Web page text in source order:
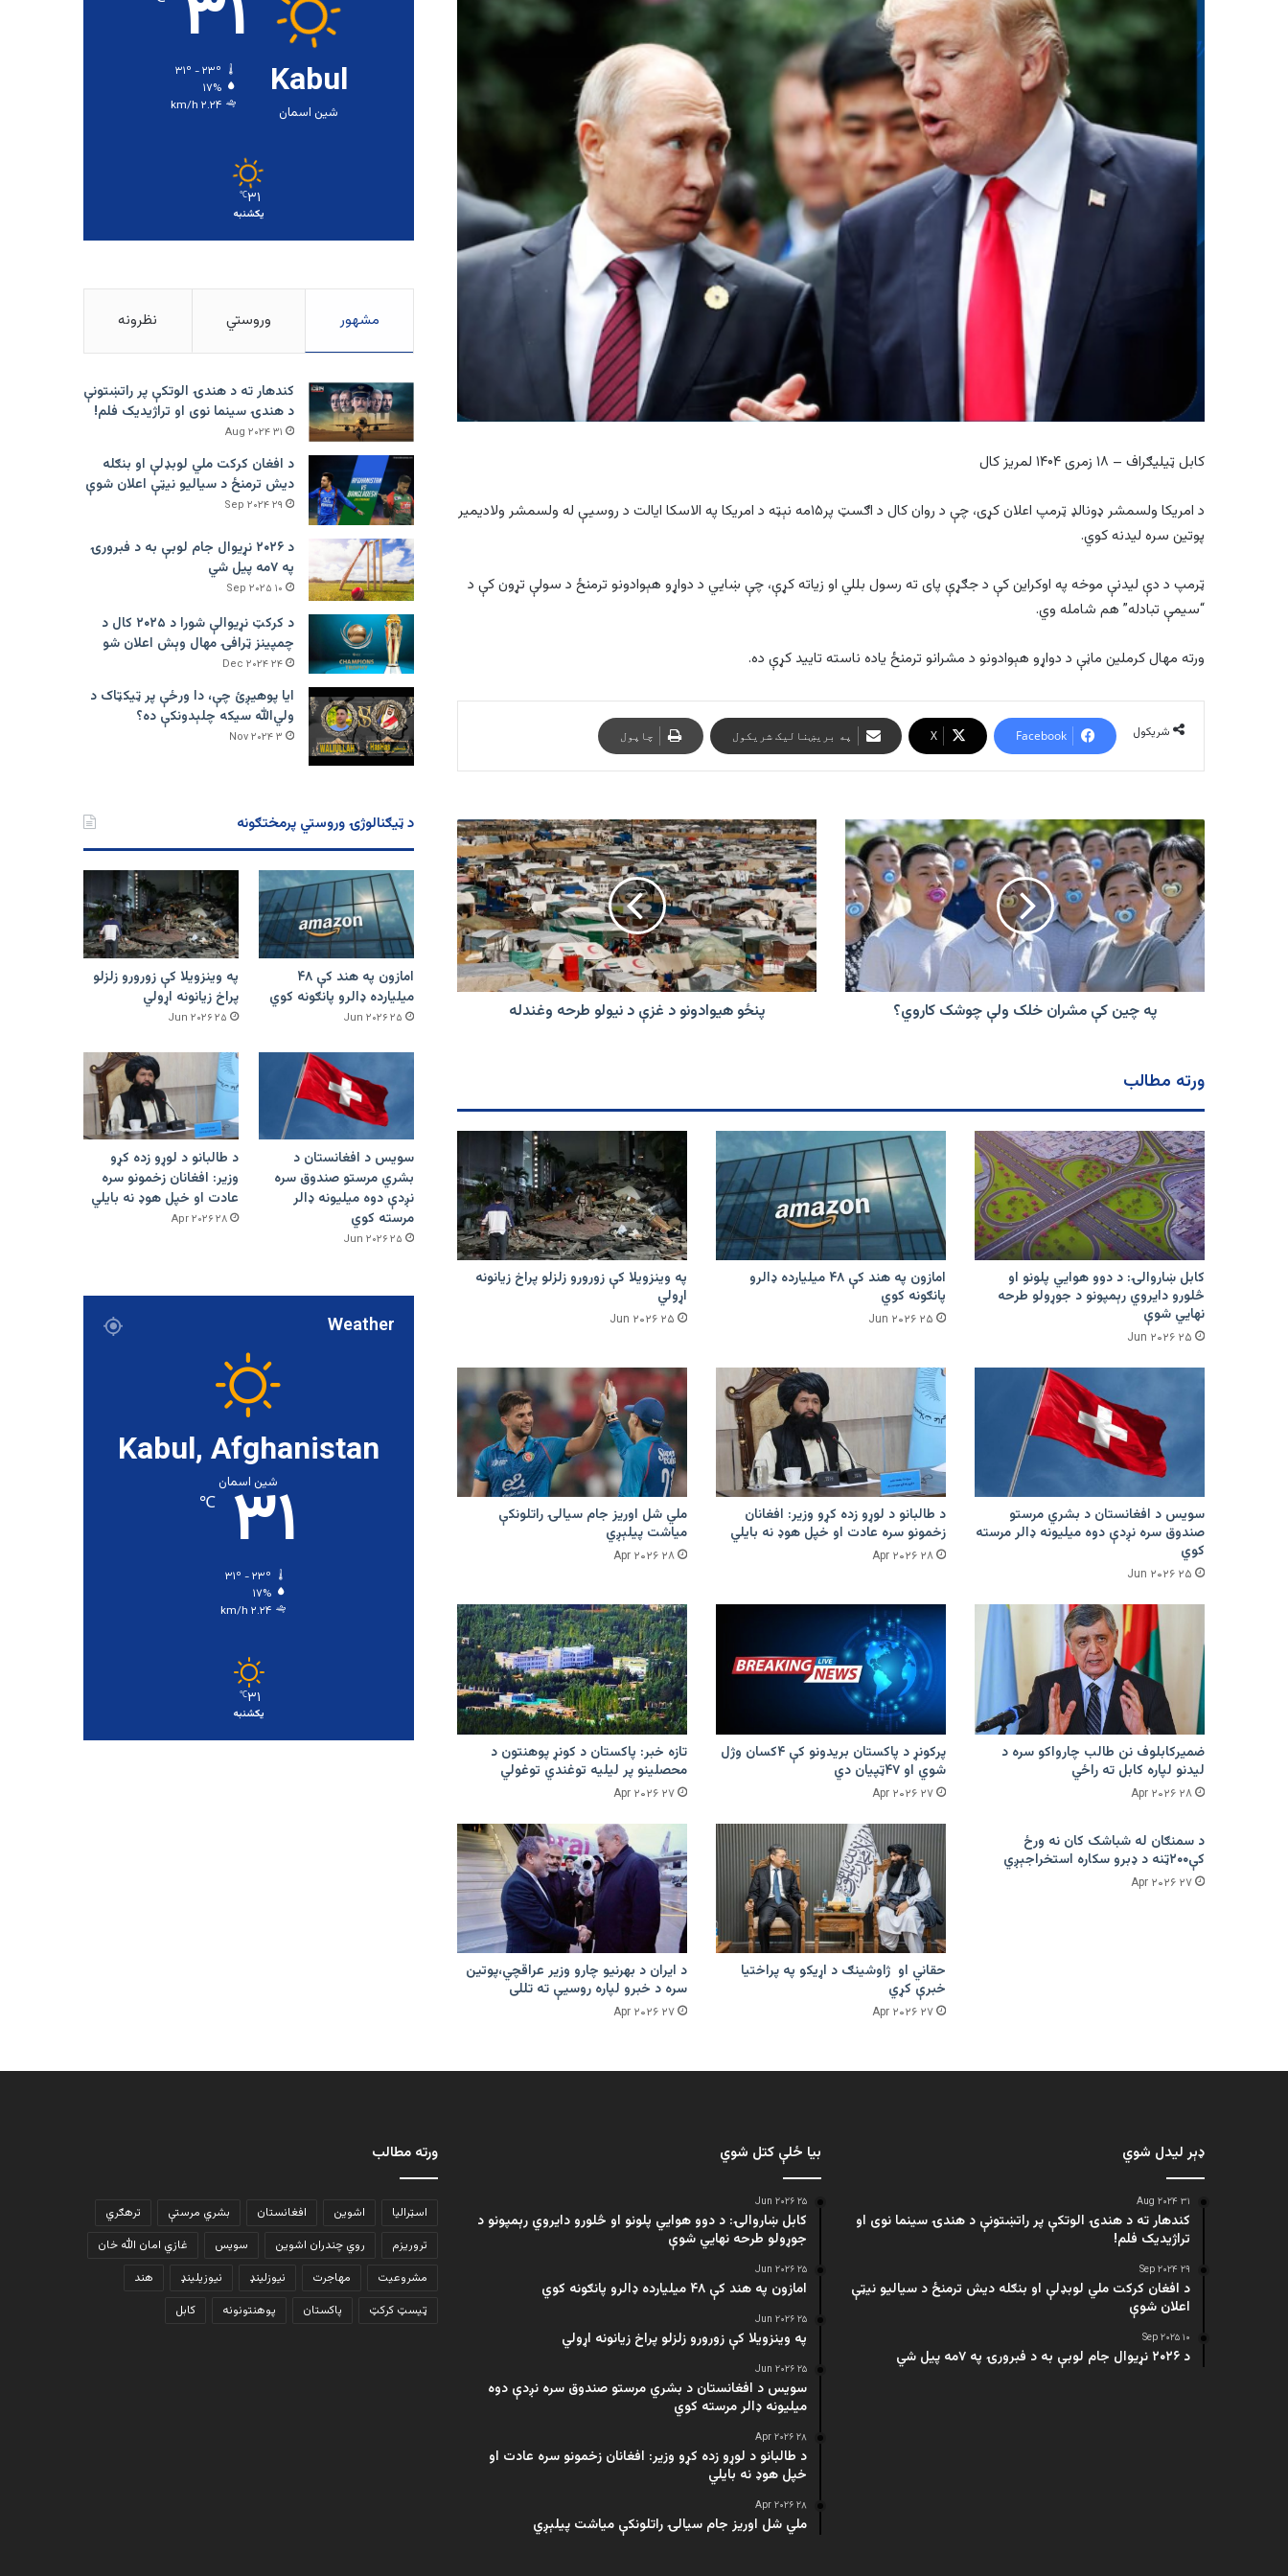
کابل ټيلیګراف – ۱۸ زمری ۱۴۰۴ لمریز کال
د امریکا ولسمشر ډونالډ ټرمپ اعلان کړی، چې د روان کال د اګسټ پر۱۵مه نېټه د امریکا په الاسکا ایالت د روسیې له ولسمشر ولادیمیر
پوتین سره لیدنه کوي.
ټرمپ د دې لیدنې موخه په اوکراین کې د جګړې پای ته رسول بللي او زیاته کړې، چې ښایي د دواړو هېوادونو ترمنځ د سولې تړون کې د
“سیمې تبادله” هم شامله وي.
ورته مهال کرملین ماڼې د دواړو هېوادونو د مشرانو ترمنځ یاده ناسته تایید کړې ده.
شریکول Facebook
X په بریښنالیک شریکول چاپول
په
چین
کې
مشران
خلک
ولې
چوشک
کاروي؟
په چین کې مشران خلک ولې چوشک کاروي؟
پنځو
هیوادونو
د
غزې
د
نیولو
طرحه
وغندله
پنځو هیوادونو د غزې د نیولو طرحه وغندله
ورته مطالب
کابل ښاروالۍ: د دوو هوايي پلونو او
څلورو دایروي رېمپونو د جوړولو طرحه
نهایي شوې
۲۵ Jun ۲۰۲۶
امازون په هند کې ۴۸ میلیارده ډالرو
پانګونه کوي
۲۵ Jun ۲۰۲۶
په وینزویلا کې زورورو زلزلو پراخ زیانونه
اړولي
۲۵ Jun ۲۰۲۶
سویس د افغانستان د بشري مرستو
صندوق سره نږدې دوه میلیونه ډالر مرسته
کوي
۲۵ Jun ۲۰۲۶
د طالبانو د لوړو زده کړو وزیر: افغانان
زخمونو سره عادت او خپل هوډ نه بایلي
۲۸ Apr ۲۰۲۶
ملي شل اوریز جام سیالۍ راتلونکې
میاشت پیلېږي
۲۸ Apr ۲۰۲۶
ضمیرکابلوف نن طالب چارواکو سره د
لیدنو لپاره کابل ته راځي
۲۸ Apr ۲۰۲۶
پرکونړ د پاکستان بریدونو کې ۴کسان وژل
شوي او ۴۷ټپیان دي
۲۷ Apr ۲۰۲۶
تازه خبر: پاکستان د کونړ پوهنتون د
محصلینو پر لیلیه توغندي توغولي
۲۷ Apr ۲۰۲۶
د سمنګان له شباشک کان نه ورځ
کې۲۰۰ټنه د ډبرو سکاره استخراجېږي
۲۷ Apr ۲۰۲۶
حقاني او ژاوشینګ د اړیکو په پراختیا
خبرې کړي
۲۷ Apr ۲۰۲۶
د ایران د بهرنیو چارو وزیر عراقچي،پوتین
سره د خبرو لپاره روسیې ته تللی
۲۷ Apr ۲۰۲۶
Kabul
شین اسمان
۱۷%
۲.۲۴ km/h
۳۱℃
یکشنبه
مشهور وروستي نظرونه
کندهار ته د هندۍ الوتکې پر راتښتونې
د هندۍ سینما نوی او تراژيديک فلم!
۳۱ Aug ۲۰۲۴
د افغان کرکت ملي لوبډلې او بنګله
دیش ترمنځ د سیالیو نیټې اعلان شوې
۲۹ Sep ۲۰۲۴
د ۲۰۲۶ نړیوال جام لوبې به د فبرورۍ
په ۷مه پیل شي
۱۰ Sep ۲۰۲۵
د کرکټ نړیوالې شورا د ۲۰۲۵ کال د
چمپینز ټرافۍ مهال وېش اعلان شو
۲۴ Dec ۲۰۲۴
ایا پوهیږئ چې، دا ورځې پر ټيکټاک د
ولي‌الله سیکه چلېدونکې ده؟
۳ Nov ۲۰۲۴
د ټیګنالوژۍ وروستي پرمختګونه
امازون په هند کې ۴۸
میلیارده ډالرو پانګونه کوي
۲۵ Jun ۲۰۲۶
په وینزویلا کې زورورو زلزلو
پراخ زیانونه اړولي
۲۵ Jun ۲۰۲۶
سویس د افغانستان د
بشري مرستو صندوق سره
نږدې دوه میلیونه ډالر
مرسته کوي
۲۵ Jun ۲۰۲۶
د طالبانو د لوړو زده کړو
وزیر: افغانان زخمونو سره
عادت او خپل هوډ نه بایلي
۲۸ Apr ۲۰۲۶
Weather
Kabul, Afghanistan
شین اسمان
۳۱ ℃
۱۷%
۲.۲۴ km/h
۳۱℃
یکشنبه
ډېر لیدل شوي
۳۱ Aug ۲۰۲۴
کندهار ته د هندۍ الوتکې پر راتښتونې د هندۍ سینما نوی او
تراژيديک فلم!
۲۹ Sep ۲۰۲۴
د افغان کرکت ملي لوبډلې او بنګله دیش ترمنځ د سیالیو نیټې
اعلان شوې
۱۰ Sep ۲۰۲۵
د ۲۰۲۶ نړیوال جام لوبې به د فبرورۍ په ۷مه پیل شي
بیا ځلې کتل شوي
۲۵ Jun ۲۰۲۶
کابل ښاروالۍ: د دوو هوايي پلونو او څلورو دایروي رېمپونو د
جوړولو طرحه نهایي شوې
۲۵ Jun ۲۰۲۶
امازون په هند کې ۴۸ میلیارده ډالرو پانګونه کوي
۲۵ Jun ۲۰۲۶
په وینزویلا کې زورورو زلزلو پراخ زیانونه اړولي
۲۵ Jun ۲۰۲۶
سویس د افغانستان د بشري مرستو صندوق سره نږدې دوه
میلیونه ډالر مرسته کوي
۲۸ Apr ۲۰۲۶
د طالبانو د لوړو زده کړو وزیر: افغانان زخمونو سره عادت او
خپل هوډ نه بایلي
۲۸ Apr ۲۰۲۶
ملي شل اوریز جام سیالۍ راتلونکې میاشت پیلېږي
ورته مطالب
اسټرالیا اشوین افغانستان بشري مرستې
ترهګري
تروریزم
روي چندران اشوین سویس
غازي امان الله خان
مشروعیت
مهاجرت نیوزلینډ نیوزیلینډ
هند
ټیسټ کرکټ
پاکستان پوهنتونونه کابل